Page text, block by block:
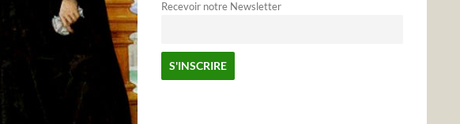
Recevoir notre Newsletter